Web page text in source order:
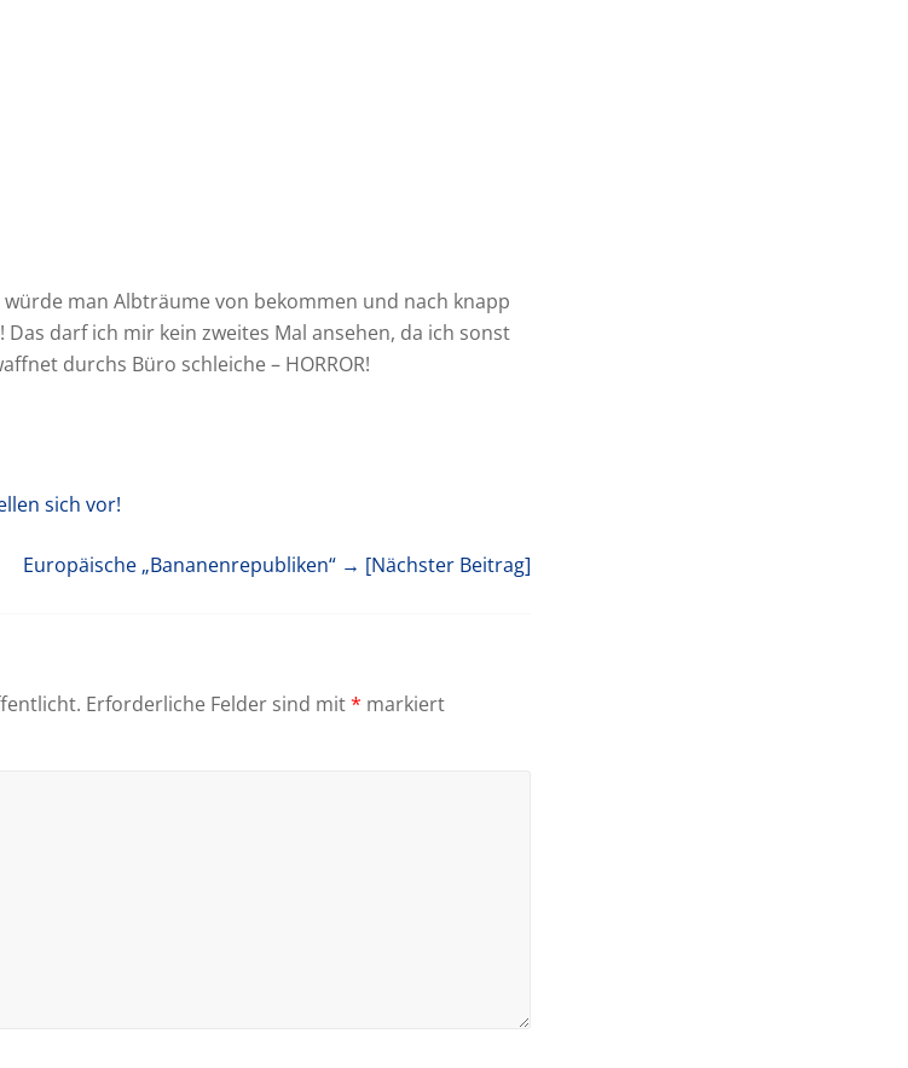
man Albträume von bekommen und nach knapp
darf ich mir kein zweites Mal ansehen, da ich sonst
durchs Büro schleiche – HORROR!
sich vor!
Europäische „Bananenrepubliken“ → [Nächster Beitrag]
Erforderliche Felder sind mit* markiert